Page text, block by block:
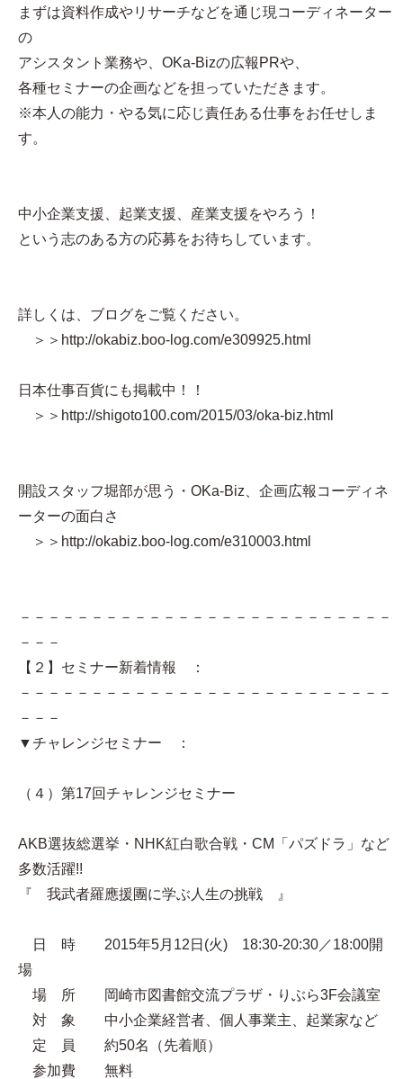
まずは資料作成やリサーチなどを通じ現コーディネーター
の
アシスタント業務や、OKa-Bizの広報PRや、
各種セミナーの企画などを担っていただきます。
※本人の能力・やる気に応じ責任ある仕事をお任せしま
す。
中小企業支援、起業支援、産業支援をやろう！
という志のある方の応募をお待ちしています。
詳しくは、ブログをご覧ください。
＞＞http://okabiz.boo-log.com/e309925.html
日本仕事百貨にも掲載中！！
＞＞http://shigoto100.com/2015/03/oka-biz.html
開設スタッフ堀部が思う・OKa-Biz、企画広報コーディネ
ーターの面白さ
＞＞http://okabiz.boo-log.com/e310003.html
－－－－－－－－－－－－－－－－－－－－－－－－－－
－－－
【２】セミナー新着情報 ：
－－－－－－－－－－－－－－－－－－－－－－－－－－
－－－
▼チャレンジセミナー ：
（４）第17回チャレンジセミナー
AKB選抜総選挙・NHK紅白歌合戦・CM「パズドラ」など
多数活躍!!
『 我武者羅應援團に学ぶ人生の挑戦 』
日 時 2015年5月12日(火) 18:30-20:30／18:00開
場
場 所 岡崎市図書館交流プラザ・りぶら3F会議室
対 象 中小企業経営者、個人事業主、起業家など
定 員 約50名（先着順）
参加費 無料